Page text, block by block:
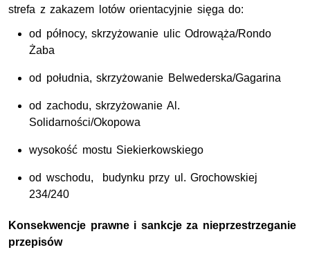
strefa z zakazem lotów orientacyjnie sięga do:
od północy, skrzyżowanie ulic Odrowąża/Rondo
Żaba
od południa, skrzyżowanie Belwederska/Gagarina
od zachodu, skrzyżowanie Al.
Solidarności/Okopowa
wysokość mostu Siekierkowskiego
od wschodu, budynku przy ul. Grochowskiej
234/240
Konsekwencje prawne i sankcje za nieprzestrzeganie
przepisów